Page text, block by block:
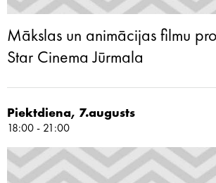
Mākslas un animācijas filmu
Star Cinema Jūrmala
Piektdiena, 7.augusts
18:00 - 21:00